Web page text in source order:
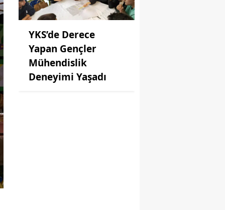
YKS’de Derece
Yapan Gençler
Mühendislik
Deneyimi Yaşadı